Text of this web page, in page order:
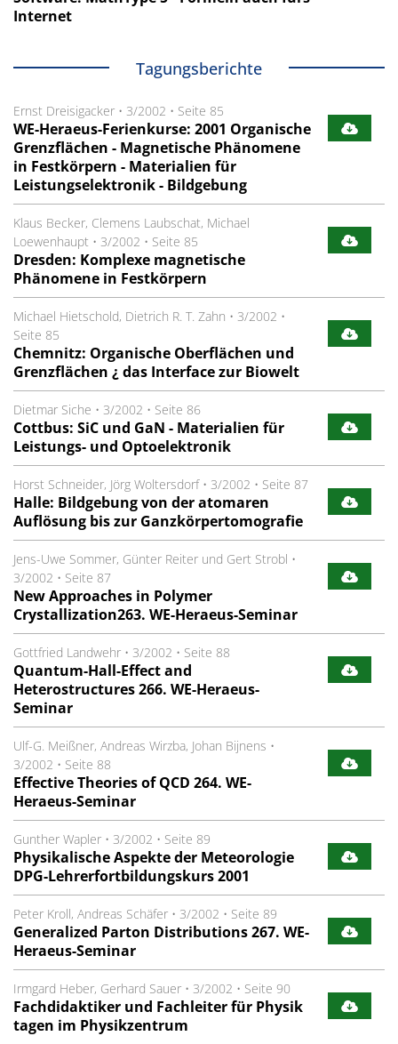
Internet
Tagungsberichte
Ernst Dreisigacker • 3/2002 • Seite 85
WE-Heraeus-Ferienkurse: 2001 Organische
Grenzflächen - Magnetische Phänomene
in Festkörpern - Materialien für
Leistungselektronik - Bildgebung
Klaus Becker, Clemens Laubschat, Michael
Loewenhaupt • 3/2002 • Seite 85
Dresden: Komplexe magnetische
Phänomene in Festkörpern
Michael Hietschold, Dietrich R. T. Zahn • 3/2002 •
Seite 85
Chemnitz: Organische Oberflächen und
Grenzflächen ¿ das Interface zur Biowelt
Dietmar Siche • 3/2002 • Seite 86
Cottbus: SiC und GaN - Materialien für
Leistungs- und Optoelektronik
Horst Schneider, Jörg Woltersdorf• 3/2002 • Seite 87
Halle: Bildgebung von der atomaren
Auflösung bis zur Ganzkörpertomografie
Jens-Uwe Sommer, Günter Reiter und Gert Strobl •
3/2002 • Seite 87
New Approaches in Polymer
Crystallization263. WE-Heraeus-Seminar
Gottfried Landwehr • 3/2002 • Seite 88
Quantum-Hall-Effect and
Heterostructures 266. WE-Heraeus-
Seminar
Ulf-G. Meißner, Andreas Wirzba, Johan Bijnens •
3/2002 • Seite 88
Effective Theories of QCD 264. WE-
Heraeus-Seminar
Gunther Wapler • 3/2002 • Seite 89
Physikalische Aspekte der Meteorologie
DPG-Lehrerfortbildungskurs 2001
Peter Kroll, Andreas Schäfer • 3/2002 • Seite 89
Generalized Parton Distributions 267. WE-
Heraeus-Seminar
Irmgard Heber, Gerhard Sauer • 3/2002 • Seite 90
Fachdidaktiker und Fachleiter für Physik
tagen im Physikzentrum